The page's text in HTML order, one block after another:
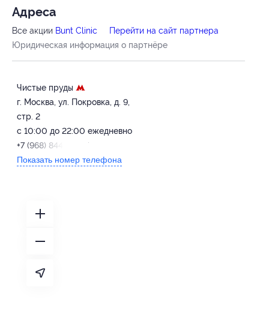
Адресa
Все акции Bunt Clinic
Перейти на сайт партнера
Юридическая информация о партнёре
Чистые пруды
г. Москва, ул. Покровка, д. 9,
стр. 2
с 10:00 до 22:00 ежедневно
+7 (968) 844-33-77
Показать номер телефона